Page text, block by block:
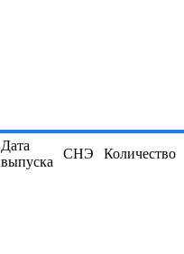
Дата
выпуска
СНЭ Количество